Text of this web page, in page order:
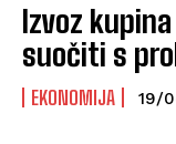
Izvoz
suočiti s
EKONOMIJA 19/